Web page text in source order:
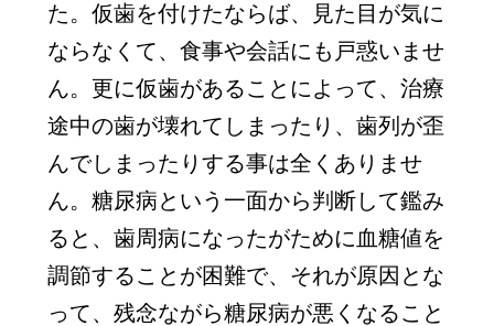
た。仮歯を付けたならば、見た目が気に
ならなくて、食事や会話にも戸惑いませ
ん。更に仮歯があることによって、治療
途中の歯が壊れてしまったり、歯列が歪
んでしまったりする事は全くありませ
ん。糖尿病という一面から判断して鑑み
ると、歯周病になったがために血糖値を
調節することが困難で、それが原因とな
って、残念ながら糖尿病が悪くなること